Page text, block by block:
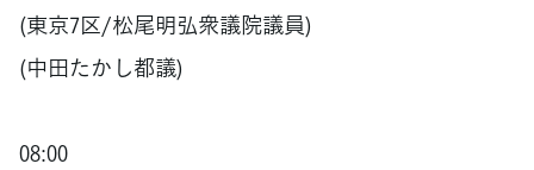
(東京7区/松尾明弘衆議院議員)
(中田たかし都議)
08:00